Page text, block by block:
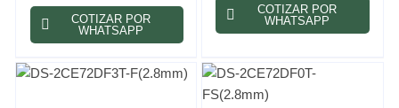
COTIZAR POR
WHATSAPP
COTIZAR POR
WHATSAPP